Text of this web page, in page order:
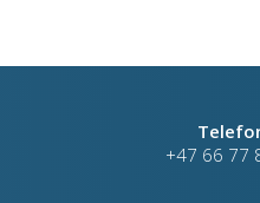
+47 66 77